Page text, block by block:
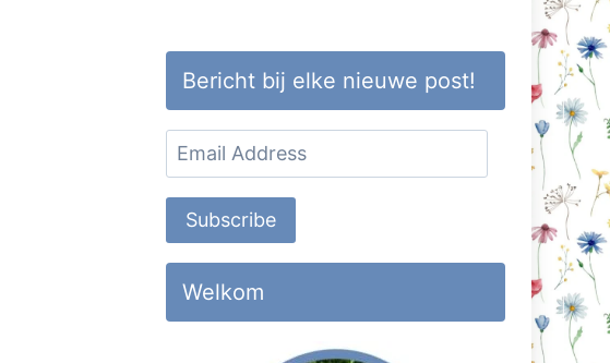
Bericht bij elke nieuwe post!
Email
Address
Subscribe
Welkom